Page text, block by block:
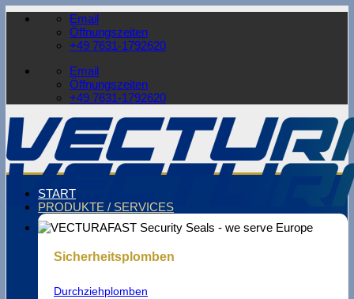
Zum
Email
Öffnungszeiten
+49 7631-1792620
Email
Öffnungszeiten
+49 7631-1792620
START
PRODUKTE / SERVICES
Sicherheitsplomben
Durchziehplomben